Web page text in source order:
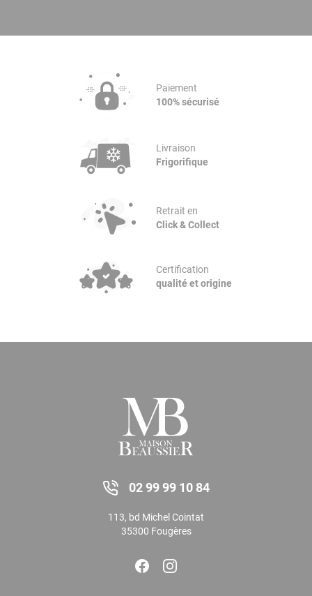
Paiement
100% sécurisé
Livraison
Frigorifique
Retrait en
Click & Collect
Certification
qualité et origine
02 99 99 10 84
113, bd Michel Cointat
35300 Fougères